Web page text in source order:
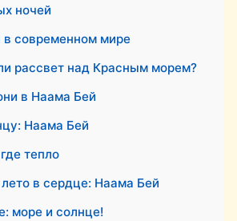
ночей
современном мире
рассвет над Красным морем?
в Наама Бей
Наама Бей
тепло
в сердце: Наама Бей
море и солнце!